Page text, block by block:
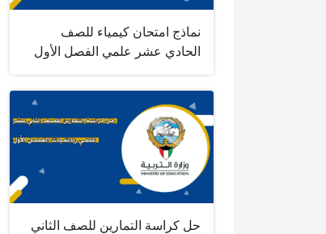
نماذج امتحان كيمياء للصف
الحادي عشر علمي الفصل الأول
حل كراسة التمارين للصف الثاني